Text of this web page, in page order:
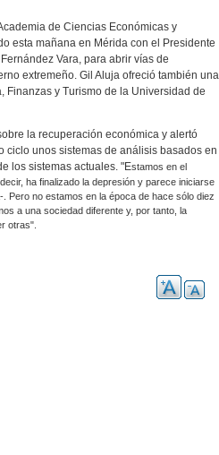
de Ciencias Económicas y
esta mañana en Mérida con el Presidente
Fernández Vara, para abrir vías de
extremeño. Gil Aluja ofreció también una
Finanzas y Turismo de la Universidad de
la recuperación económica y alertó
ciclo unos sistemas de análisis basados en
los sistemas actuales. "Estamos en el
ha finalizado la depresión y parece iniciarse
. Pero no estamos en la época de hace sólo diez
a una sociedad diferente y, por tanto, la
otras".